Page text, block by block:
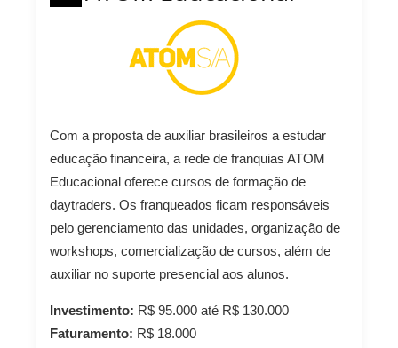
Com a proposta de auxiliar brasileiros a estudar
educação financeira, a rede de franquias ATOM
Educacional oferece cursos de formação de
daytraders. Os franqueados ficam responsáveis
pelo gerenciamento das unidades, organização de
workshops, comercialização de cursos, além de
auxiliar no suporte presencial aos alunos.
Investimento: R$ 95.000 até R$ 130.000
Faturamento: R$ 18.000